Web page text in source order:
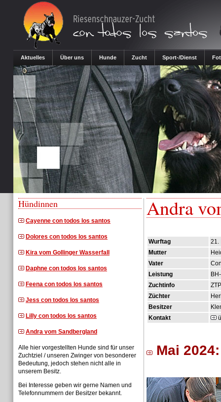
Aktuelles Über uns Hunde Zucht Sport-/Dienst
Hündinnen
Cayenne con todos los santos
Dolores con todos los santos
Kira vom Gollinger Wasserfall
Daphne con todos los santos
Feena con todos los santos
Jess con todos los santos
Lilly con todos los santos
Andra vom Sandbergland
Alle hier vorgestellten Hunde sind für unser
Zuchtziel / unseren Zwinger von besonderer
Bedeutung, jedoch stehen nicht alle in
unserem Besitz.
Bei Interesse geben wir gerne Namen und
Telefonnummern der Besitzer bekannt.
Andra
Wurftag
21.
Mutter
Vater
Leistung
Zuchtinfo
ZTP
Züchter
Besitzer
Kontakt
Mai